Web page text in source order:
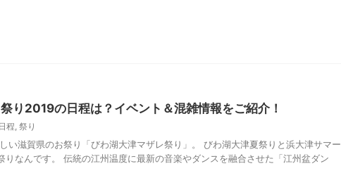
り2019の日程は？イベント＆混雑情報をご紹介！
日程, 祭り
い滋賀県のお祭り「びわ湖大津マザレ祭り」。 びわ湖大津夏祭りと浜大津サマー
りなんです。 伝統の江州温度に最新の音楽やダンスを融合させた「江州盆ダン